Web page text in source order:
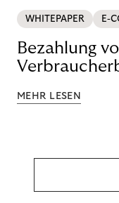
WHITEPAPER E-
Bezahlung
MEHR LESEN